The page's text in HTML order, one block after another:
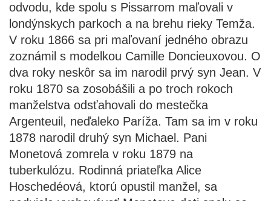
odvodu, kde spolu s Pissarrom maľovali v
londýnskych parkoch a na brehu rieky Temža.
V roku 1866 sa pri maľovaní jedného obrazu
zoznámil s modelkou Camille Doncieuxovou. O
dva roky neskôr sa im narodil prvý syn Jean. V
roku 1870 sa zosobášili a po troch rokoch
manželstva odsťahovali do mestečka
Argenteuil, neďaleko Paríža. Tam sa im v roku
1878 narodil druhý syn Michael. Pani
Monetová zomrela v roku 1879 na
tuberkulózu. Rodinná priateľka Alice
Hoschedéová, ktorú opustil manžel, sa